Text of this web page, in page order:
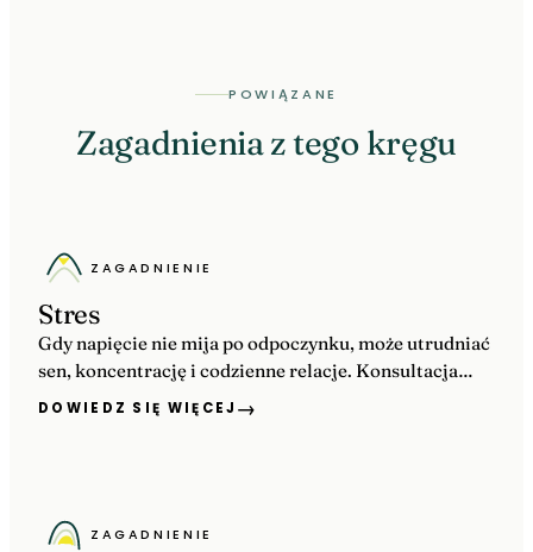
POWIĄZANE
Zagadnienia z tego kręgu
ZAGADNIENIE
Stres
Gdy napięcie nie mija po odpoczynku, może utrudniać
sen, koncentrację i codzienne relacje. Konsultacja
pomaga rozpoznać źródła stresu i dobrać realne
DOWIEDZ SIĘ WIĘCEJ →
ZAGADNIENIE